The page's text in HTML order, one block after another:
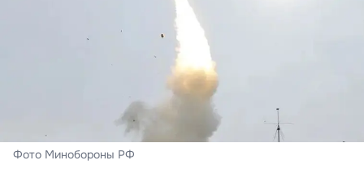
Фото Минобороны РФ